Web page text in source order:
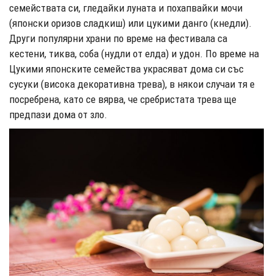
семействата си, гледайки луната и похапвайки мочи
(японски оризов сладкиш) или цукими данго (кнедли).
Други популярни храни по време на фестивала са
кестени, тиква, соба (нудли от елда) и удон. По време на
Цукими японските семейства украсяват дома си със
сусуки (висока декоративна трева), в някои случаи тя е
посребрена, като се вярва, че сребристата трева ще
предпази дома от зло.